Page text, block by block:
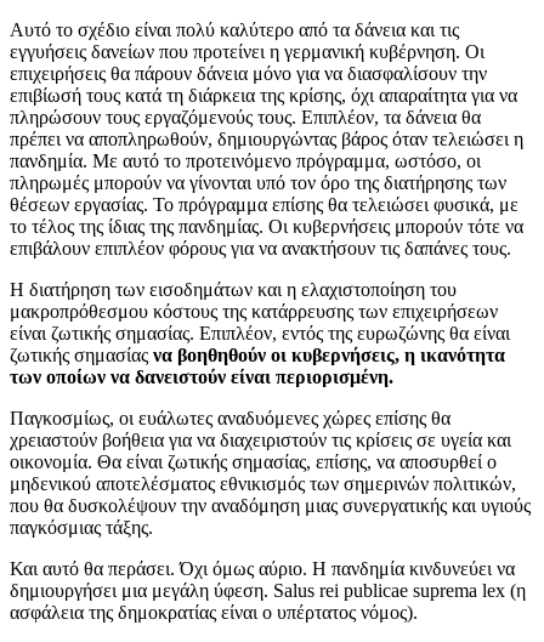
Αυτό το σχέδιο είναι πολύ καλύτερο από τα δάνεια και τις
εγγυήσεις δανείων που προτείνει η γερμανική κυβέρνηση. Οι
επιχειρήσεις θα πάρουν δάνεια μόνο για να διασφαλίσουν την
επιβίωσή τους κατά τη διάρκεια της κρίσης, όχι απαραίτητα για να
πληρώσουν τους εργαζόμενούς τους. Επιπλέον, τα δάνεια θα
πρέπει να αποπληρωθούν, δημιουργώντας βάρος όταν τελειώσει η
πανδημία. Με αυτό το προτεινόμενο πρόγραμμα, ωστόσο, οι
πληρωμές μπορούν να γίνονται υπό τον όρο της διατήρησης των
θέσεων εργασίας. Το πρόγραμμα επίσης θα τελειώσει φυσικά, με
το τέλος της ίδιας της πανδημίας. Οι κυβερνήσεις μπορούν τότε να
επιβάλουν επιπλέον φόρους για να ανακτήσουν τις δαπάνες τους.
Η διατήρηση των εισοδημάτων και η ελαχιστοποίηση του
μακροπρόθεσμου κόστους της κατάρρευσης των επιχειρήσεων
είναι ζωτικής σημασίας. Επιπλέον, εντός της ευρωζώνης θα είναι
ζωτικής σημασίας να βοηθηθούν οι κυβερνήσεις, η ικανότητα
των οποίων να δανειστούν είναι περιορισμένη.
Παγκοσμίως, οι ευάλωτες αναδυόμενες χώρες επίσης θα
χρειαστούν βοήθεια για να διαχειριστούν τις κρίσεις σε υγεία και
οικονομία. Θα είναι ζωτικής σημασίας, επίσης, να αποσυρθεί ο
μηδενικού αποτελέσματος εθνικισμός των σημερινών πολιτικών,
που θα δυσκολέψουν την αναδόμηση μιας συνεργατικής και υγιούς
παγκόσμιας τάξης.
Και αυτό θα περάσει. Όχι όμως αύριο. Η πανδημία κινδυνεύει να
δημιουργήσει μια μεγάλη ύφεση. Salus rei publicae suprema lex (η
ασφάλεια της δημοκρατίας είναι ο υπέρτατος νόμος).